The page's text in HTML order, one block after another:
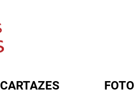
CARTAZES